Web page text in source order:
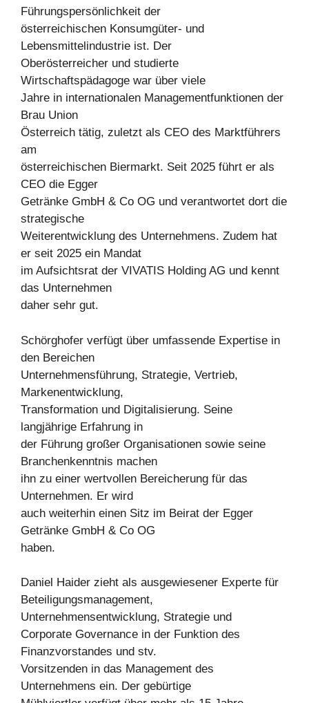
Führungspersönlichkeit der
österreichischen Konsumgüter- und
Lebensmittelindustrie ist. Der
Oberösterreicher und studierte
Wirtschaftspädagoge war über viele
Jahre in internationalen Managementfunktionen der
Brau Union
Österreich tätig, zuletzt als CEO des Marktführers
am
österreichischen Biermarkt. Seit 2025 führt er als
CEO die Egger
Getränke GmbH & Co OG und verantwortet dort die
strategische
Weiterentwicklung des Unternehmens. Zudem hat
er seit 2025 ein Mandat
im Aufsichtsrat der VIVATIS Holding AG und kennt
das Unternehmen
daher sehr gut.
Schörghofer verfügt über umfassende Expertise in
den Bereichen
Unternehmensführung, Strategie, Vertrieb,
Markenentwicklung,
Transformation und Digitalisierung. Seine
langjährige Erfahrung in
der Führung großer Organisationen sowie seine
Branchenkenntnis machen
ihn zu einer wertvollen Bereicherung für das
Unternehmen. Er wird
auch weiterhin einen Sitz im Beirat der Egger
Getränke GmbH & Co OG
haben.
Daniel Haider zieht als ausgewiesener Experte für
Beteiligungsmanagement,
Unternehmensentwicklung, Strategie und
Corporate Governance in der Funktion des
Finanzvorstandes und stv.
Vorsitzenden in das Management des
Unternehmens ein. Der gebürtige